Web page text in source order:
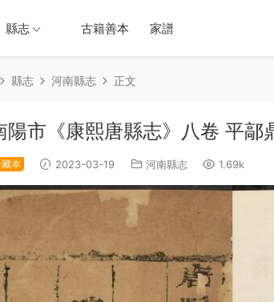
縣志 古籍善本 家譜
縣志 河南縣志 正文
陽市《康熙唐縣志》八卷 平鄗
本 2023-03-19 河南縣志 1.69k